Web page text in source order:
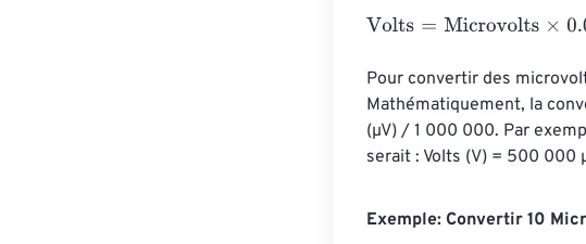
Volts= Microvolts×0.000001
Pour convertir des
Mathématiquement, la
(µV) / 1 000 000. Par
serait : Volts (V) = 500 000
Exemple: Convertir 10